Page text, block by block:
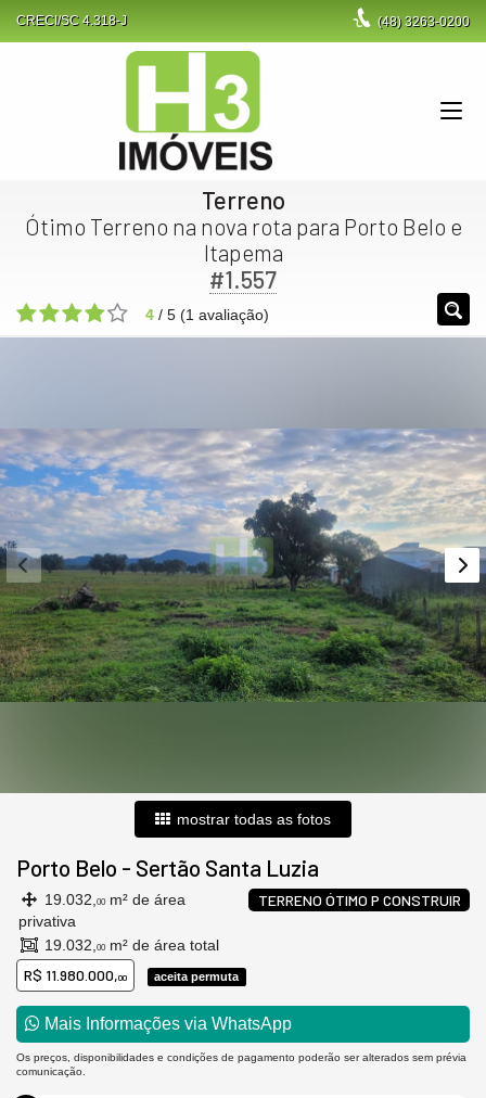
CRECI/SC 4.318-J (48)3263-0200
Terreno
Ótimo Terreno na nova rota para Porto Belo e
Itapema
#1.557
4 / 5 (1 avaliação)
mostrar todas as fotos
Porto Belo - Sertão Santa Luzia
TERRENO ÓTIMO P CONSTRUIR
19.032, 00 m² de área
privativa
19.032, 00 m² de área total
R$ 11.980.000,00 aceita permuta
Mais Informações via WhatsApp
Os preços, disponibilidades e condições de pagamento poderão ser alterados sem prévia
comunicação.